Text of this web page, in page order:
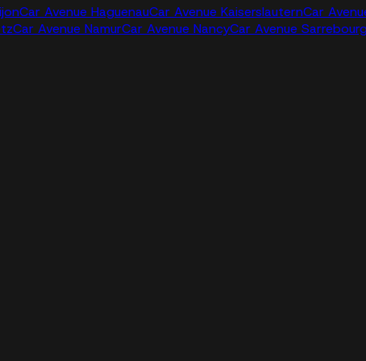
Car Avenue HaguenauCar Avenue KaiserslauternCar
Car Avenue NamurCar Avenue NancyCar Avenue